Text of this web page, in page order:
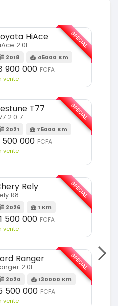
45000 Km
FCFA
SPÉCIAL
T77
75000 Km
FCFA
SPÉCIAL
1 Km
FCFA
SPÉCIAL
130000 Km
FCFA
SPÉCIAL